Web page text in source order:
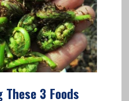
3 Foods